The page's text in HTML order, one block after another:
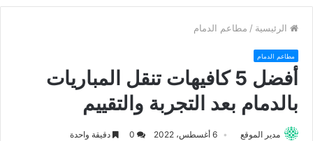
الرئيسية / مطاعم الدمام
مطاعم الدمام
أفضل 5 كافيهات تنقل المباريات
بالدمام بعد التجربة والتقييم
مدير الموقع 6 أغسطس، 2022 دقيقة واحدة